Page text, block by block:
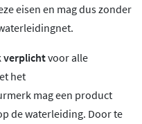
eisen en mag dus zonder
verplichtvoor alle
het
mag een product
de waterleiding. Door te